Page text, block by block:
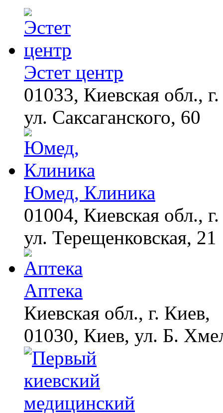
"Потеряли стыд в
Поплавская вмазала
Королева вагона
отожгла! Видео не
оставит равнодушным
Эстет центр
01033, Киевская обл.,
ул. Саксаганского, 60
Юмед, Клиника
01004, Киевская обл.,
ул. Терещенковская, 21
Аптека
Киевская обл., г. Киев,
01030, Киев, ул. Б.